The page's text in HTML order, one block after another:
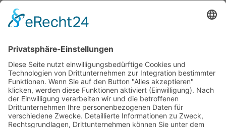
Dronus sichert sich 15 Millionen Dollar und treibt
den Aufbau autonomer Luftinfrastruktur voran
Wichtiges
Impressum
Datenschutz
Kooperation
Werbung
Presse- und Öffentlichkeitsarbeit